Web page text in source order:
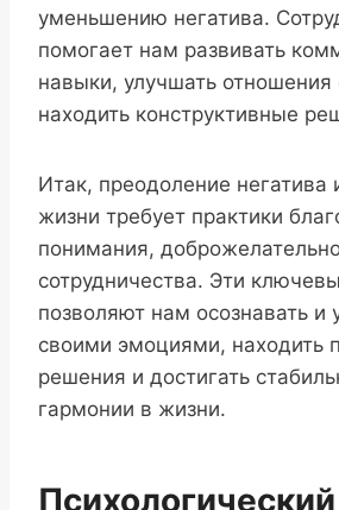
уменьшению негатива.
помогает нам развивать
навыки, улучшать отношения
находить конструктивные
Итак, преодоление негатива
жизни требует практики
понимания,
сотрудничества. Эти
позволяют нам осознавать и
своими эмоциями, находить
решения и достигать
гармонии в жизни.